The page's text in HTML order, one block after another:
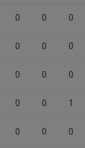
0 0 0
0 0 0
0 0 0
0 0 1
0 0 0